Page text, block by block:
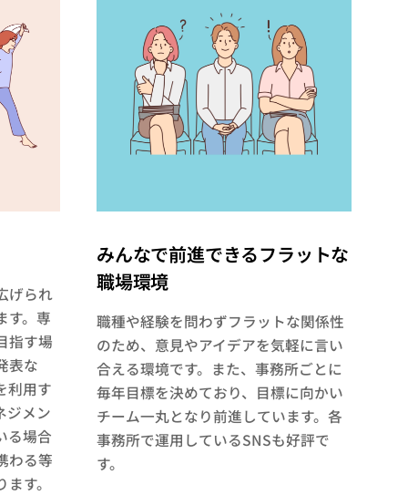
げられ
す。専
指す場
表な
利用す
ジメン
る場合
わる等
す。
みんなで前進できるフラットな
職場環境
職種や経験を問わずフラットな関係性
のため、意見やアイデアを気軽に言い
合える環境です。また、事務所ごとに
毎年目標を決めており、目標に向かい
チーム一丸となり前進しています。各
事務所で運用しているSNSも好評で
す。